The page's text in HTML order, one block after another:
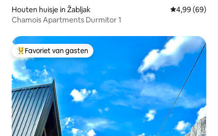
Houten huisje in Žabljak Gemiddelde
4,99 (69)
Chamois Apartments Durmitor 1
Topfavoriet van gasten
Favoriet van gasten